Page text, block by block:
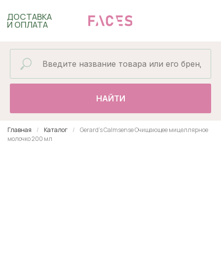
И ОПЛАТА
НАЙТИ
Главная Каталог
Gerard's Calmsense Очищающее мицеллярное
молочко 200 мл